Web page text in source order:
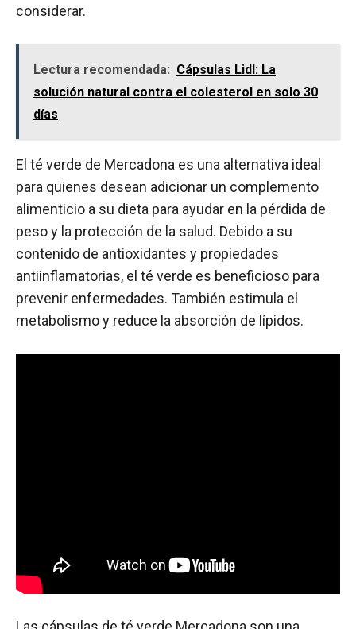
considerar.
Lectura recomendada: Cápsulas Lidl: La
solución natural contra el colesterol en solo 30
días
El té verde de Mercadona es una alternativa ideal
para quienes desean adicionar un complemento
alimenticio a su dieta para ayudar en la pérdida de
peso y la protección de la salud. Debido a su
contenido de antioxidantes y propiedades
antiinflamatorias, el té verde es beneficioso para
prevenir enfermedades. También estimula el
metabolismo y reduce la absorción de lípidos.